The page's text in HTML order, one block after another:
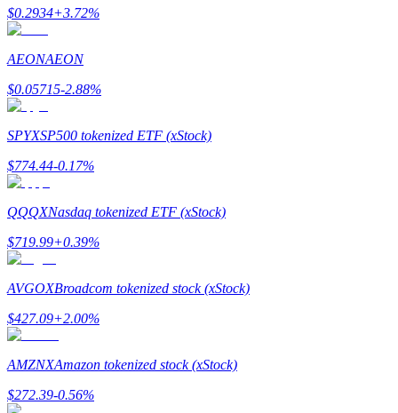
Przewodnik
Przewodnik dla początkujących dotyczący kontraktów futures
Strategie handlowe
Dowiedz się, jak zachować rentowność
$0.2934+3.72%
AEONAEON
$0.05715-2.88%
SPYXSP500 tokenized ETF (xStock)
$774.44-0.17%
QQQXNasdaq tokenized ETF (xStock)
$719.99+0.39%
AVGOXBroadcom tokenized stock (xStock)
$427.09+2.00%
AMZNXAmazon tokenized stock (xStock)
$272.39-0.56%